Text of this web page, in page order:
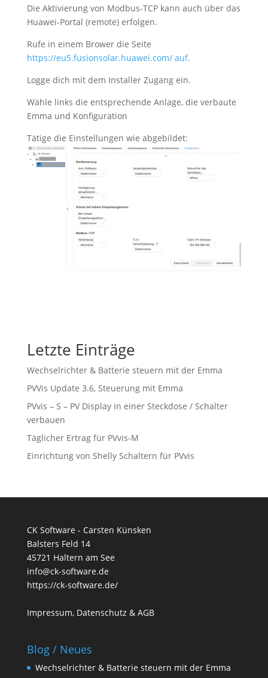
Die Aktivierung von Modbus-TCP kann auch über das
Huawei-Portal (remote) erfolgen.
Rufe in einem Brower die Seite
https://eu5.fusionsolar.huawei.com/ auf.
Logge dich mit dem Installer Zugang ein.
Wähle links die entsprechende Anlage, die verbaute
Emma und Konfiguration
Tätige die Einstellungen wie abgebildet:
Letzte Einträge
Wechselrichter & Batterie steuern mit der Emma
PVVis Update 3.6, Steuerung mit Emma
PVvis – S – PV Display in einer Steckdose / Schalter
verbauen
Täglicher Ertrag für PVvis-M
Einrichtung von Shelly Schaltern für PVvis
CK Software - Carsten Künsken
Balsters Feld 14
45721 Haltern am See
info@ck-software.de
https://ck-software.de/
Impressum, Datenschutz & AGB
Blog / Neues
Wechselrichter & Batterie steuern mit der Emma